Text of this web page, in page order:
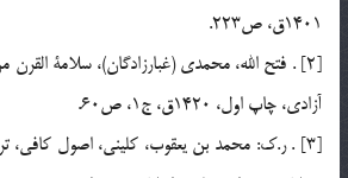
1401ق، ص223.
[2] . فتح الله، محمدي (غبارزادگان)، سلامة القرن
آزادي، چاپ اول، 1420ق، ج1، ص60.
[3] . ر.ك: محمد بن يعقوب، كليني، اصول كافي،